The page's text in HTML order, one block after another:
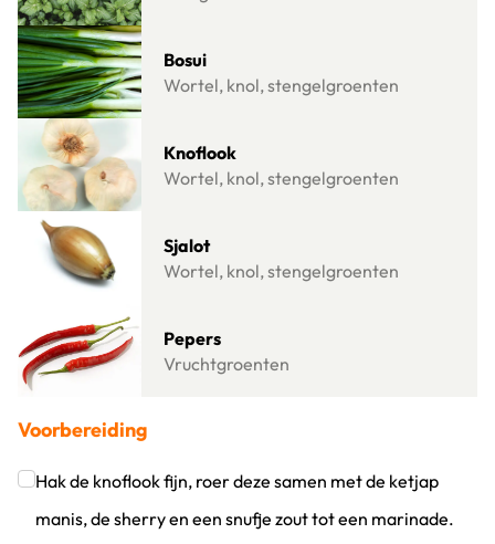
Bosui
Wortel, knol, stengelgroenten
Lees meer over Bosui
Knoflook
Wortel, knol, stengelgroenten
Lees meer over Knoflook
Sjalot
Wortel, knol, stengelgroenten
Lees meer over Sjalot
Pepers
Vruchtgroenten
Lees meer over Pepers
Voorbereiding
Hak de knoflook fijn, roer deze samen met de ketjap
manis, de sherry en een snufje zout tot een marinade.